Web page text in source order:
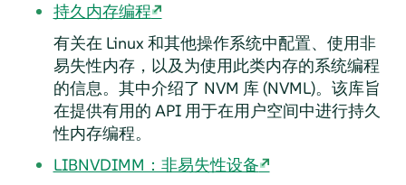
持久内存编程
有关在 Linux 和其他操作系统中配置、使用非
易失性内存，以及为使用此类内存的系统编程
的信息。其中介绍了 NVM 库 (NVML)。该库旨
在提供有用的 API 用于在用户空间中进行持久
性内存编程。
LIBNVDIMM：非易失性设备